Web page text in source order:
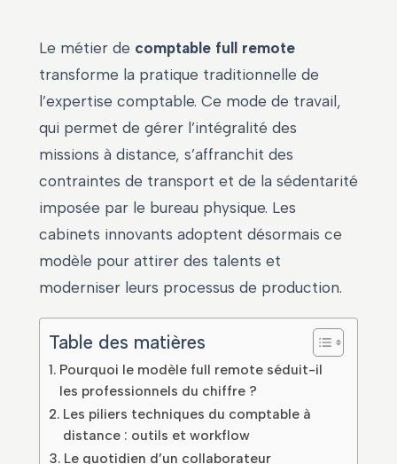
Le métier de comptable full remote
transforme la pratique traditionnelle de
l’expertise comptable. Ce mode de travail,
qui permet de gérer l’intégralité des
missions à distance, s’affranchit des
contraintes de transport et de la sédentarité
imposée par le bureau physique. Les
cabinets innovants adoptent désormais ce
modèle pour attirer des talents et
moderniser leurs processus de production.
Table des matières
Pourquoi le modèle full remote séduit-il
les professionnels du chiffre ?
Les piliers techniques du comptable à
distance : outils et workflow
Le quotidien d’un collaborateur